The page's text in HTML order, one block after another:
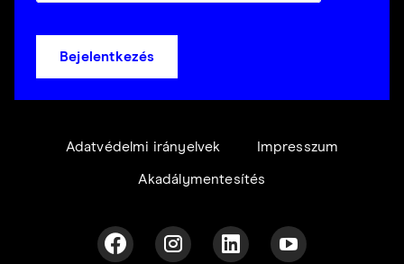
Bejelentkezés
Adatvédelmi irányelvek Impresszum
Akadálymentesítés